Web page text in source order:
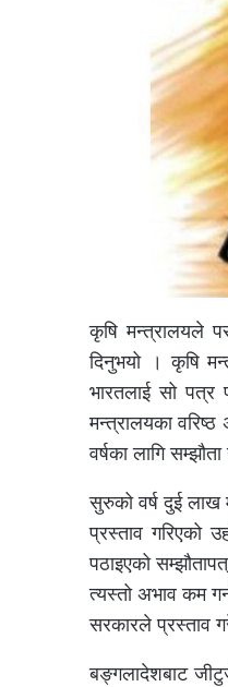
कृषि मन्त्रालयले
दिनुभयो । कृषि
भारतलाई सो पत्र
मन्त्रालयका
वर्षका लागि
सुरुको वर्ष दुई लाख
प्रस्ताव गरिएको
पठाइएको
त्यस्तो अभाव कम
सरकारले प्रस्ताव
बङ्गलादेशबाट